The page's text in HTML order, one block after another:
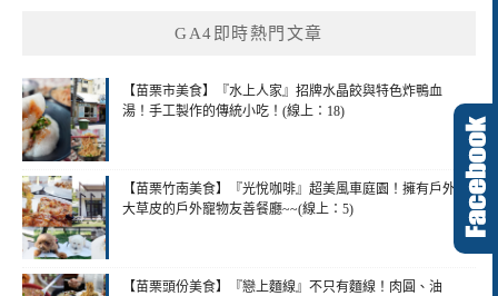
GA4即時熱門文章
【苗栗市美食】『水上人家』招牌水晶餃與特色炸鴨血
湯！手工製作的傳統小吃！(線上：18)
【苗栗竹南美食】『光悅咖啡』超美風車庭園！擁有戶外
大草皮的戶外寵物友善餐廳~~(線上：5)
【苗栗頭份美食】『戀上麵線』不只有麵線！肉圓、油